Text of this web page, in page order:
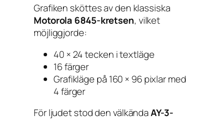
Grafiken sköttes av den klassiska
Motorola 6845-kretsen, vilket
möjliggjorde:
40 × 24 tecken i textläge
16 färger
Grafikläge på 160 × 96 pixlar med
4 färger
För ljudet stod den välkändaAY-3-